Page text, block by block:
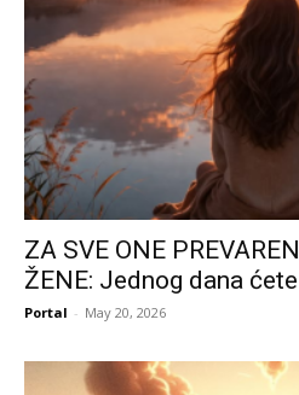
ZA SVE ONE
ŽENE: Jednog dana
Portal - May 20, 2026